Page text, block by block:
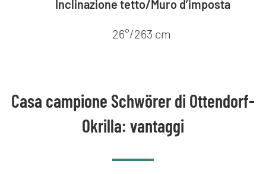
Inclinazione tetto/Muro d’imposta
26°/263 cm
Casa campione Schwörer di Ottendorf-
Okrilla: vantaggi